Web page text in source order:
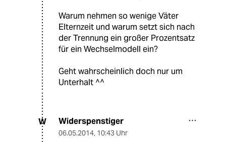
Warum nehmen so wenige Väter
Elternzeit und warum setzt sich nach
der Trennung ein großer Prozentsatz
für ein Wechselmodell ein?
Geht wahrscheinlich doch nur um
Unterhalt ^^
W Widerspenstiger
06.05.2014, 10:43 Uhr